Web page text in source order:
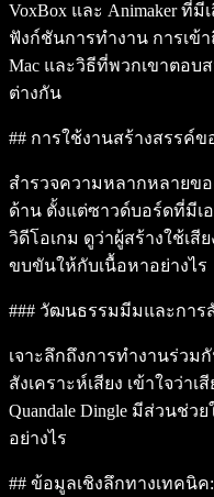
VoxBox และ Animaker ที่มี
ฟังก์ชันการทำงาน การเข้า
Mac และวิธีที่พวกเขาตอบ
ต่างกัน
## การใช้งานสร้างสรรค์ขอ
สำรวจความหลากหลายขอ
ด้าน ตั้งแต่ซาวด์บอร์ดที่มีเ
วิดีโอเกม ดูว่าผู้สร้างใช้เ
ขบขันให้กับเนื้อหาอย่างไร
### วัฒนธรรมมีมและการสั
เจาะลึกถึงการทำงานร่ว
สังเคราะห์เสียง เข้าใจว่า
Quandale Dingle มีส่วนช่
อย่างไร
## ข้อมูลเชิงลึกทางเทคนิค